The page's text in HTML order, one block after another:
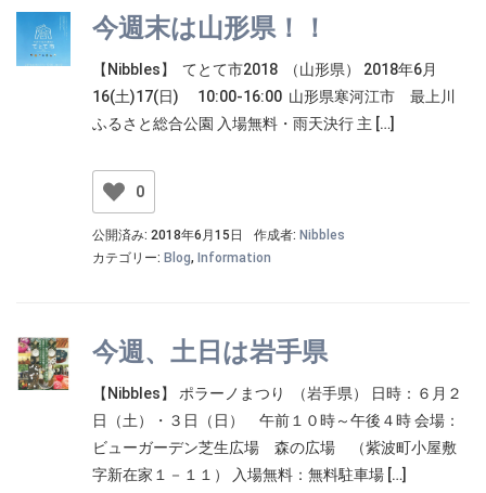
今週末は山形県！！
【Nibbles】 てとて市2018 （山形県） 2018年6月
16(土)17(日) 10:00-16:00 山形県寒河江市 最上川
ふるさと総合公園 入場無料・雨天決行 主 […]
0
公開済み: 2018年6月15日 作成者: Nibbles
カテゴリー: Blog, Information
今週、土日は岩手県
【Nibbles】 ポラーノまつり （岩手県） 日時：６月２
日（土）・３日（日） 午前１０時～午後４時 会場：
ビューガーデン芝生広場 森の広場 （紫波町小屋敷
字新在家１－１１） 入場無料：無料駐車場 […]